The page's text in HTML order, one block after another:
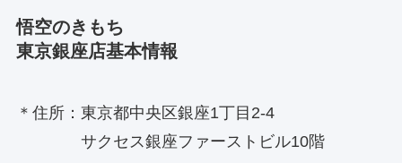
悟空のきもち
東京銀座店基本情報
＊住所：東京都中央区銀座1丁目2-4
サクセス銀座ファーストビル10階